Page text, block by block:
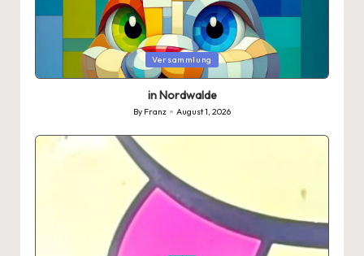
Posted
in
Versammlung
in Nordwalde
Posted
by
By Franz August 1, 2026